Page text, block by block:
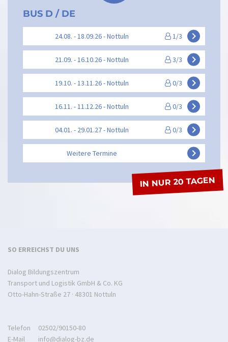
BUS D / DE
24.08. - 18.09.26 - Nottuln 1/3 keyboard_arrow_right
21.09. - 16.10.26 - Nottuln 3/3 keyboard_arrow_right
19.10. - 13.11.26 - Nottuln 0/3 keyboard_arrow_right
16.11. - 11.12.26 - Nottuln 0/3 keyboard_arrow_right
04.01. - 29.01.27 - Nottuln 0/3 keyboard_arrow_right
Weitere Termine keyboard_arrow_right
IN NUR 20 TAGEN
SO ERREICHST DU UNS
Dialog Bildungszentrum
Transport und Logistik GmbH & Co. KG
Otto-Hahn-Straße 27 · 48301 Nottuln
Telefon
E-Mail
02502/90150-80
info@dialog-bz.de